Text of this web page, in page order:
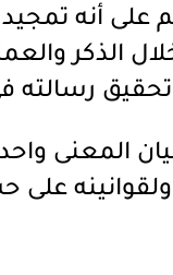
على أنه
الذكر
رسالته
المعنى
ولقوانينه